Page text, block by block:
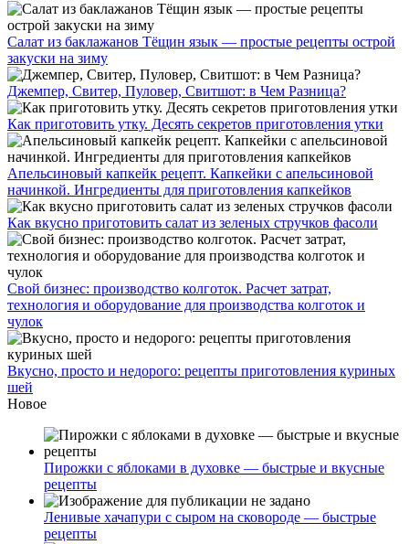
Салат из баклажанов Тёщин язык — простые рецепты острой
закуски на зиму
Джемпер, Свитер, Пуловер, Свитшот: в Чем Разница?
Как приготовить утку. Десять секретов приготовления утки
Апельсиновый капкейк рецепт. Капкейки с апельсиновой
начинкой. Ингредиенты для приготовления капкейков
Как вкусно приготовить салат из зеленых стручков фасоли
Свой бизнес: производство колготок. Расчет затрат,
технология и оборудование для производства колготок и
чулок
Вкусно, просто и недорого: рецепты приготовления куриных
шей
Новое
Пирожки с яблоками в духовке — быстрые и вкусные
рецепты
Ленивые хачапури с сыром на сковороде — быстрые
рецепты